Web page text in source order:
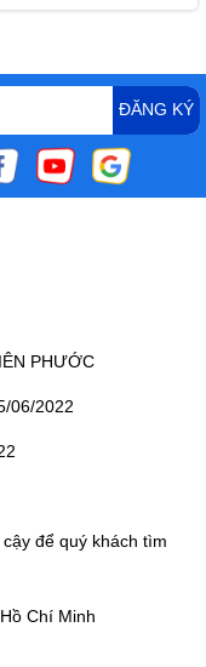
ĐĂNG KÝ
PHƯỚC
06/2022
để quý khách tìm
Chí Minh